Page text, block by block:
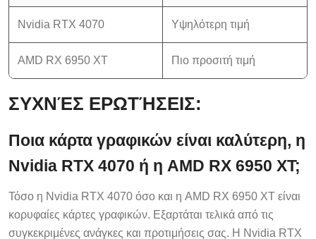
Nvidia RTX 4070 Υψηλότερη τιμή
AMD RX 6950 XT Πιο προσιτή τιμή
ΣΥΧΝΈΣ ΕΡΩΤΉΣΕΙΣ:
Ποια κάρτα γραφικών είναι καλύτερη, η
Nvidia RTX 4070 ή η AMD RX 6950 XT;
Τόσο η Nvidia RTX 4070 όσο και η AMD RX 6950 XT είναι
κορυφαίες κάρτες γραφικών. Εξαρτάται τελικά από τις
συγκεκριμένες ανάγκες και προτιμήσεις σας. Η Nvidia RTX